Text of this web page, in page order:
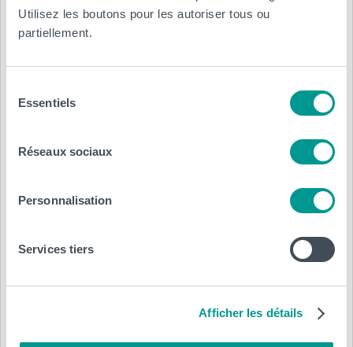
Utilisez les boutons pour les autoriser tous ou
partiellement.
Essentiels
Réseaux sociaux
Personnalisation
Services tiers
Afficher les détails